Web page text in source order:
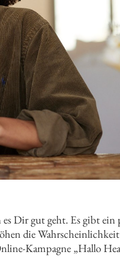
Dir gut geht. Es gibt ein
die
Kampagne „Hallo